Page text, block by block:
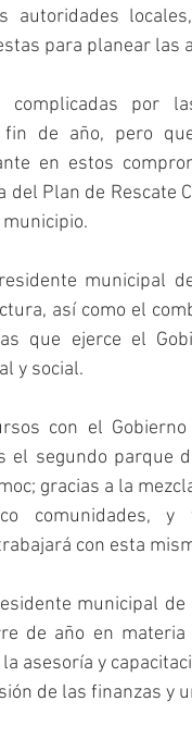
para planear las
por
fin de año, pero
en estos
del Plan de Rescate
municipal
así como el
que ejerce el
y social.
con el
el segundo parque
gracias a la
comunidades, y
con esta
municipal de
de año en
asesoría y
de las finanzas y